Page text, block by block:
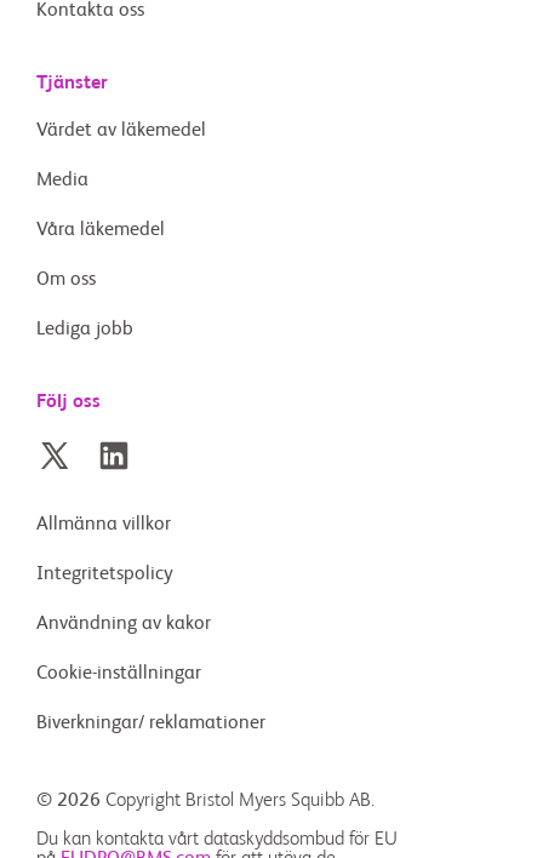
Kontakta oss
Tjänster
Värdet av läkemedel
Media
Våra läkemedel
Om oss
Lediga jobb
Följ oss
Allmänna villkor
Integritetspolicy
Användning av kakor
Cookie-inställningar
Biverkningar/ reklamationer
© 2026 Copyright Bristol Myers Squibb AB.
Du kan kontakta vårt dataskyddsombud för EU